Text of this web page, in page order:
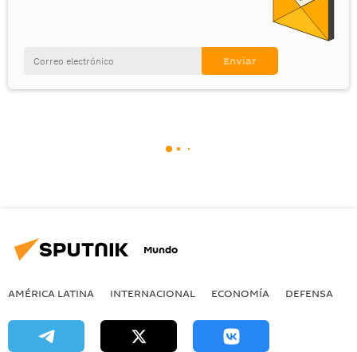
Mundo
AMÉRICA LATINA INTERNACIONAL ECONOMÍA DEFENSA